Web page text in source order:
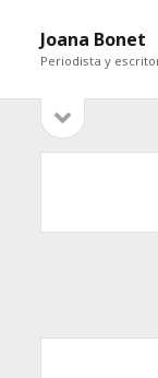
Joana Bonet
Periodista y
Barra
lateral
barra